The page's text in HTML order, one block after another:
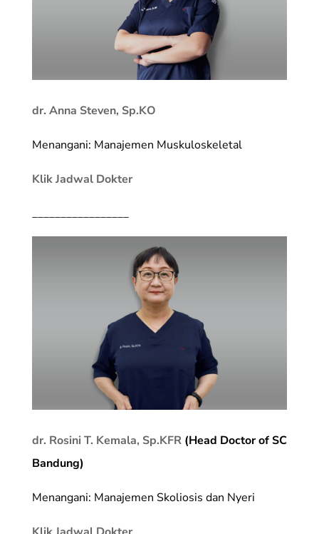
dr. Anna Steven, Sp.KO
Menangani: Manajemen Muskuloskeletal
Klik Jadwal Dokter
_________________
dr. Rosini T. Kemala, Sp.KFR(Head Doctor of SC
Bandung)
Menangani: Manajemen Skoliosis dan Nyeri